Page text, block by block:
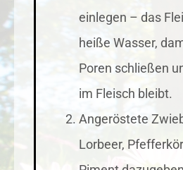
einlegen – das
heiße Wasser,
Poren schließen
im Fleisch bleibt.
Angeröstete
Lorbeer,